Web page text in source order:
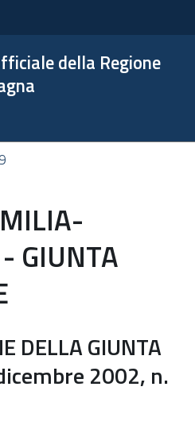
della Regione
GIUNTA
DELLA GIUNTA
2002, n.